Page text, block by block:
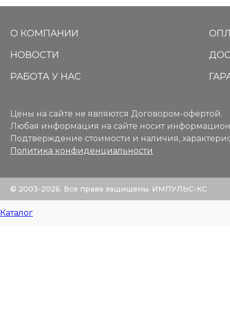
О КОМПАНИИ
НОВОСТИ
РАБОТА У НАС
Цены на сайте не являются Договором-офертой.
Любая информация на сайте носит
Подтверждение стоимости и наличия,
Политика конфиденциальности
© 2003-2026. Все права защищены. ИМПУЛЬС-КС
Каталог